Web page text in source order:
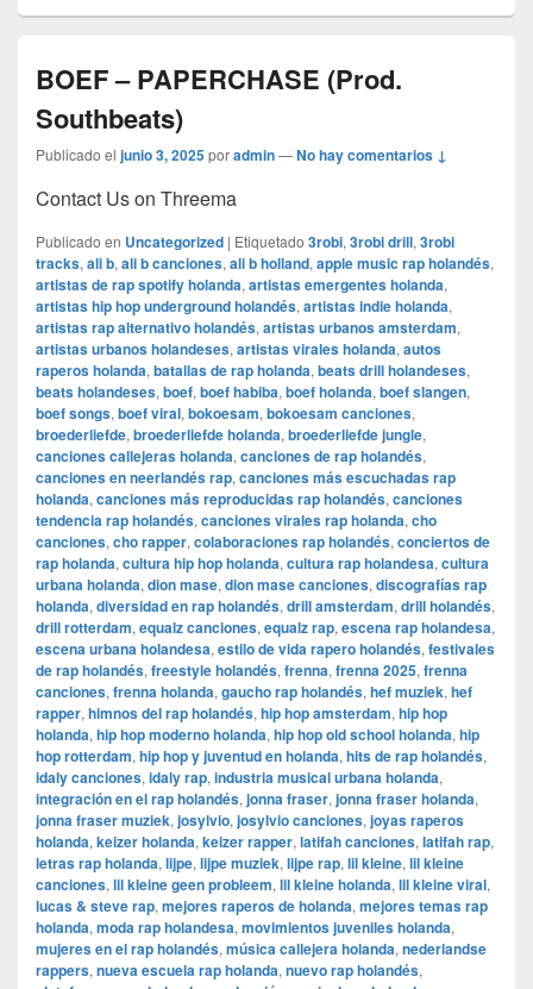
BOEF – PAPERCHASE (Prod.
Southbeats)
Publicado el junio 3, 2025poradmin—No hay comentarios ↓
Contact Us on Threema
Publicado en Uncategorized | Etiquetado 3robi, 3robi drill, 3robi
tracks, ali b, ali b canciones, ali b holland, apple music rap holandés,
artistas de rap spotify holanda, artistas emergentes holanda,
artistas hip hop underground holandés, artistas indie holanda,
artistas rap alternativo holandés, artistas urbanos amsterdam,
artistas urbanos holandeses, artistas virales holanda, autos
raperos holanda, batallas de rap holanda, beats drill holandeses,
beats holandeses, boef, boef habiba, boef holanda, boef slangen,
boef songs, boef viral, bokoesam, bokoesam canciones,
broederliefde, broederliefde holanda, broederliefde jungle,
canciones callejeras holanda, canciones de rap holandés,
canciones en neerlandés rap, canciones más escuchadas rap
holanda, canciones más reproducidas rap holandés, canciones
tendencia rap holandés, canciones virales rap holanda, cho
canciones, cho rapper, colaboraciones rap holandés, conciertos de
rap holanda, cultura hip hop holanda, cultura rap holandesa, cultura
urbana holanda, dion mase, dion mase canciones, discografías rap
holanda, diversidad en rap holandés, drill amsterdam, drill holandés,
drill rotterdam, equalz canciones, equalz rap, escena rap holandesa,
escena urbana holandesa, estilo de vida rapero holandés, festivales
de rap holandés, freestyle holandés, frenna, frenna 2025, frenna
canciones, frenna holanda, gaucho rap holandés, hef muziek, hef
rapper, himnos del rap holandés, hip hop amsterdam, hip hop
holanda, hip hop moderno holanda, hip hop old school holanda, hip
hop rotterdam, hip hop y juventud en holanda, hits de rap holandés,
idaly canciones, idaly rap, industria musical urbana holanda,
integración en el rap holandés, jonna fraser, jonna fraser holanda,
jonna fraser muziek, josylvio, josylvio canciones, joyas raperos
holanda, keizer holanda, keizer rapper, latifah canciones, latifah rap,
letras rap holanda, lijpe, lijpe muziek, lijpe rap, lil kleine, lil kleine
canciones, lil kleine geen probleem, lil kleine holanda, lil kleine viral,
lucas & steve rap, mejores raperos de holanda, mejores temas rap
holanda, moda rap holandesa, movimientos juveniles holanda,
mujeres en el rap holandés, música callejera holanda, nederlandse
rappers, nueva escuela rap holanda, nuevo rap holandés,